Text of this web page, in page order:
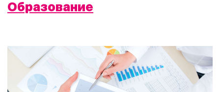
Образование